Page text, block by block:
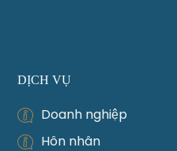
DỊCH VỤ
Doanh nghiệp
Hôn nhân